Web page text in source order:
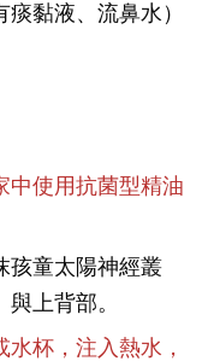
黏液、流鼻水）
中使用抗菌型精油
孩童太陽神經叢
上背部。
杯，注入熱水，